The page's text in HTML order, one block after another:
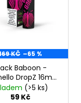
KČ –65 %
Baboon -
DropZ 16mg
800(>5 ks)
59 Kč